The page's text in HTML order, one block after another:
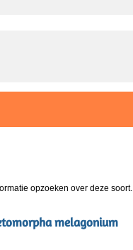
opzoeken over deze soort.
melagonium